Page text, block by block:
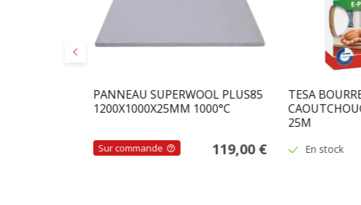
Précédent
PANNEAU SUPERWOOL PLUS85
1200X1000X25MM 1000°C
Sur commande 119,00 €
TESA
25M
En stock